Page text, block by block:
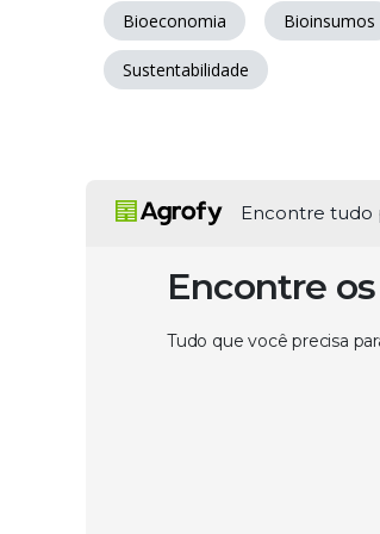
Bioeconomia Bioinsumos
Sustentabilidade
Encontre tudo
Encontre
Tudo que você precisa